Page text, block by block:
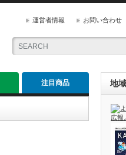
運営者情報 お問い合わせ
注目商品 地
広報